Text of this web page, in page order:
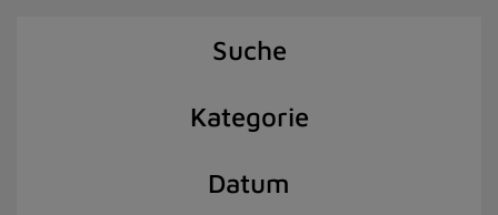
Suche
Kategorie
Datum